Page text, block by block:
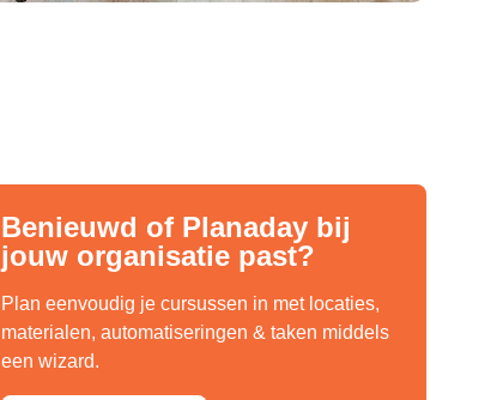
Benieuwd of Planaday bij
jouw organisatie past?
Plan eenvoudig je cursussen in met locaties,
materialen, automatiseringen & taken middels
een wizard.